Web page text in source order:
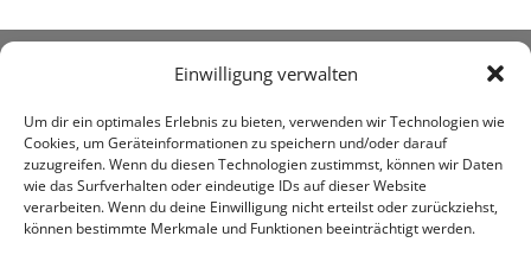
Einwilligung verwalten
Um dir ein optimales Erlebnis zu bieten, verwenden wir Technologien wie
Cookies, um Geräteinformationen zu speichern und/oder darauf
zuzugreifen. Wenn du diesen Technologien zustimmst, können wir Daten
wie das Surfverhalten oder eindeutige IDs auf dieser Website
verarbeiten. Wenn du deine Einwilligung nicht erteilst oder zurückziehst,
können bestimmte Merkmale und Funktionen beeinträchtigt werden.